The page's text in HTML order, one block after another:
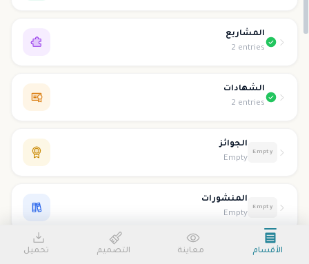
المشاريع
2 entries
الشهادات
2 entries
الجوائز
Empty
Empty
المنشورات
Empty
Empty
الأقسام معاينة التصميم تحميل